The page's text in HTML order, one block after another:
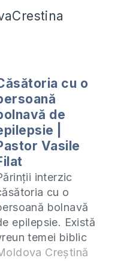
cu o
de
|
Vasile
interzic
cu o
bolnavă
epilepsie. Există
temei biblic
aceasta? Poți
Creștină